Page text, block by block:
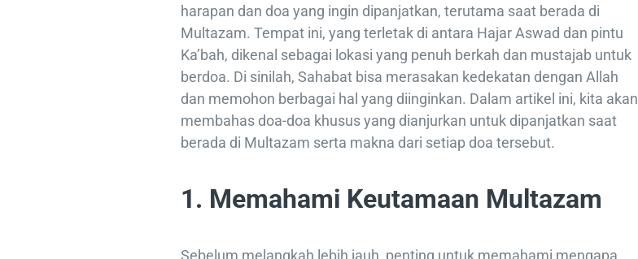
harapan dan doa yang ingin dipanjatkan, terutama saat berada di
Multazam. Tempat ini, yang terletak di antara Hajar Aswad dan pintu
Ka’bah, dikenal sebagai lokasi yang penuh berkah dan mustajab untuk
berdoa. Di sinilah, Sahabat bisa merasakan kedekatan dengan Allah
dan memohon berbagai hal yang diinginkan. Dalam artikel ini, kita akan
membahas doa-doa khusus yang dianjurkan untuk dipanjatkan saat
berada di Multazam serta makna dari setiap doa tersebut.
1. Memahami Keutamaan Multazam
Sebelum melangkah lebih jauh, penting untuk memahami mengapa